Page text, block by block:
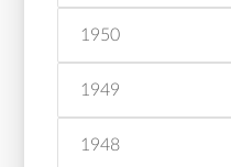
1950
1949
1948